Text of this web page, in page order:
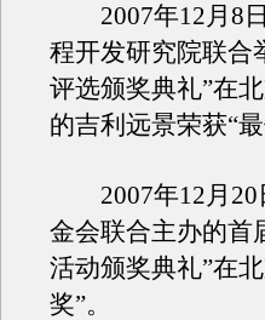
2007年12月8日
程开发研究院联合
评选颁奖典礼”在
的吉利远景荣获“
2007年12月20
金会联合主办的首
活动颁奖典礼”在
奖”。